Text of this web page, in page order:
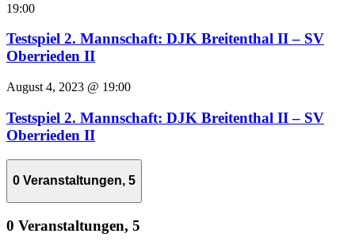
19:00
Testspiel 2. Mannschaft: DJK Breitenthal II – SV
Oberrieden II
August 4, 2023 @ 19:00
Testspiel 2. Mannschaft: DJK Breitenthal II – SV
Oberrieden II
0 Veranstaltungen, 5
0 Veranstaltungen, 5